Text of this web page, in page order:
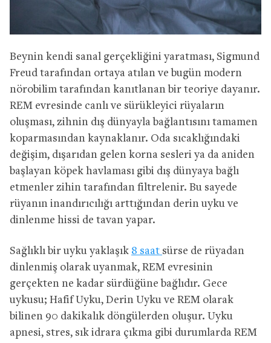
Beynin kendi sanal gerçekliğini yaratması, Sigmund
Freud tarafından ortaya atılan ve bugün modern
nörobilim tarafından kanıtlanan bir teoriye dayanır.
REM evresinde canlı ve sürükleyici rüyaların
oluşması, zihnin dış dünyayla bağlantısını tamamen
koparmasından kaynaklanır. Oda sıcaklığındaki
değişim, dışarıdan gelen korna sesleri ya da aniden
başlayan köpek havlaması gibi dış dünyaya bağlı
etmenler zihin tarafından filtrelenir. Bu sayede
rüyanın inandırıcılığı arttığından derin uyku ve
dinlenme hissi de tavan yapar.
Sağlıklı bir uyku yaklaşık 8 saat sürse de rüyadan
dinlenmiş olarak uyanmak, REM evresinin
gerçekten ne kadar sürdüğüne bağlıdır. Gece
uykusu; Hafif Uyku, Derin Uyku ve REM olarak
bilinen 90 dakikalık döngülerden oluşur. Uyku
apnesi, stres, sık idrara çıkma gibi durumlarda REM